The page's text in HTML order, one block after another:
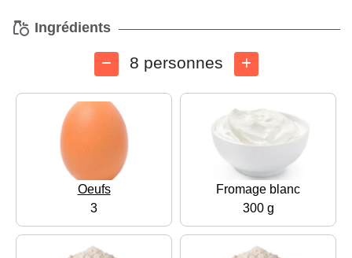
Ingrédients
8 personnes
Oeufs
3
Fromage blanc
300 g